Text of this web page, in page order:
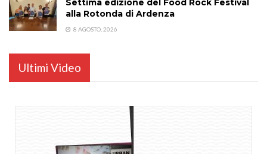
Settima edizione del Food Rock Festival
alla Rotonda di Ardenza
8 AGOSTO, 2026
Ultimi Video